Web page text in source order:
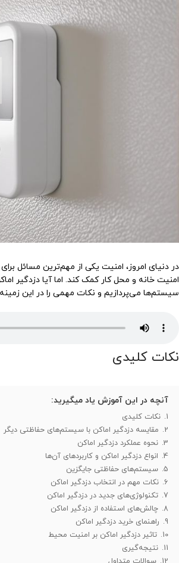
در دنیای امروز، امنیت یکی از مهم‌ترین مسائل
امنیت خانه و محل کار کمک کند. اما آیا دزدگیر
سیستم‌ها می‌پردازیم و نکات مهمی را در این
نکات کلیدی
آنچه در این آموزش یاد میگیرید:
1. نکات کلیدی
2.
مقایسه دزدگیر اماکن با سیستم‌های حفاظتی دیگر
3. نحوه عملکرد دزدگیر اماکن
4. انواع دزدگیر اماکن و کاربردهای آن‌ها
5. سیستم‌های حفاظتی جایگزین
6. نکات مهم در انتخاب دزدگیر اماکن
7. تکنولوژی‌های جدید در دزدگیر اماکن
8. چالش‌های استفاده از دزدگیر اماکن
9.
راهنمای خرید دزدگیر اماکن
10. تاثیر دزدگیر اماکن بر امنیت محیط
11. نتیجه‌گیری